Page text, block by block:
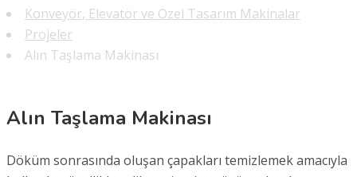
Konveyör, Elevatör ve Özel Tasarım Makinalar
Projeler
Alın Taşlama Makinası
Alın Taşlama Makinası
Döküm sonrasında oluşan çapakları temizlemek amacıyla